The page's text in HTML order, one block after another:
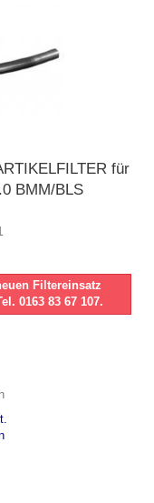
für
BMM/BLS
Filtereinsatz
0163 83 67 107.